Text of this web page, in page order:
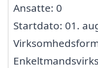
Ansatte: 0
Startdato: 01.